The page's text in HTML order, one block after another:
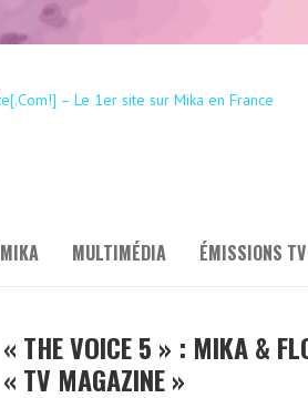
MIKA MULTIMÉDIA ÉMISSIONS TV
« THE VOICE 5 » : MIKA &
« TV MAGAZINE »